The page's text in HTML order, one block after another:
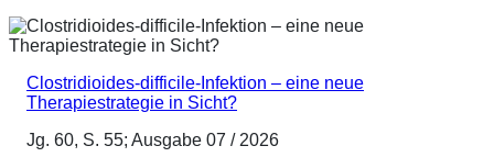
Clostridioides-difficile-Infektion – eine neue
Therapiestrategie in Sicht?
Jg. 60, S. 55; Ausgabe 07 / 2026